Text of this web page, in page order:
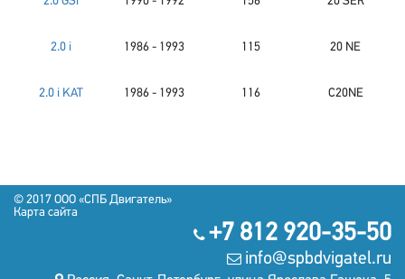
2.0 i 1986 - 1993 115 20 NE
2.0 i KAT 1986 - 1993 116 C20NE
© 2017 OOO «СПБ Двигатель»
Карта сайта
+7 812 920-35-50
info@spbdvigatel.ru